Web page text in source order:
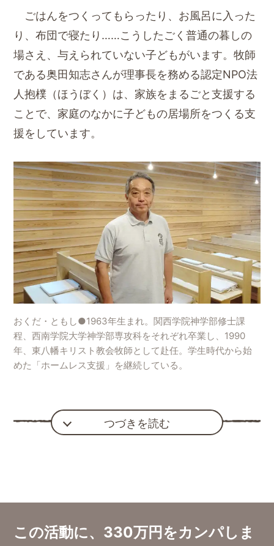
ごはんをつくってもらったり、お風呂に入った
り、布団で寝たり……こうしたごく普通の暮しの
場さえ、与えられていない子どもがいます。牧師
である奥田知志さんが理事長を務める認定NPO法
人抱樸（ほうぼく）は、家族をまるごと支援する
ことで、家庭のなかに子どもの居場所をつくる支
援をしています。
おくだ・ともし●1963年生まれ。関西学院神学部修士課
程、西南学院大学神学部専攻科をそれぞれ卒業し、1990
年、東八幡キリスト教会牧師として赴任。学生時代から始
めた「ホームレス支援」を継続している。
つづきを読む
この活動に、330万円をカンパしま